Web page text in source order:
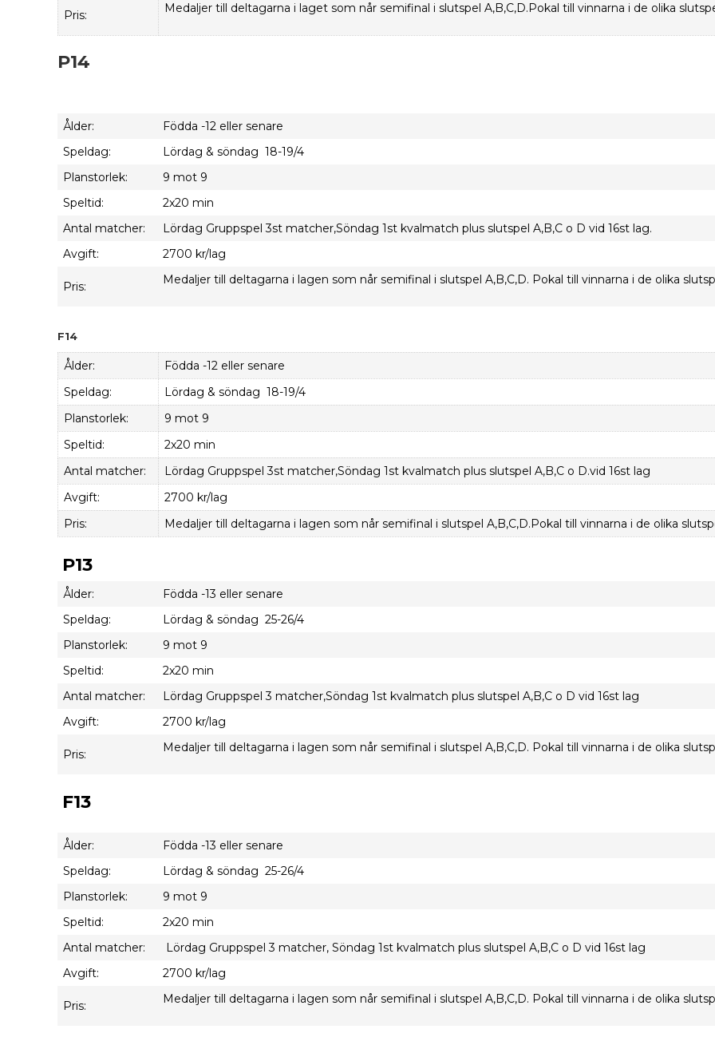
Pris: Medaljer till deltagarna i laget som når semifinal i slutspel A,B,C,D.Pokal till vinnarna i de olika
P14
Ålder:
Födda -12 eller senare
Speldag:
Lördag & söndag 18-19/4
Planstorlek:
9 mot 9
Speltid:
2x20 min
Antal matcher:
Lördag Gruppspel 3st matcher,Söndag 1st kvalmatch plus slutspel A,B,C o D vid 16st lag.
Avgift:
2700 kr/lag
Pris: Medaljer till deltagarna i lagen som når semifinal i slutspel A,B,C,D. Pokal till vinnarna i de olika
F14
Ålder:
Födda -12 eller senare
Speldag:
Lördag & söndag 18-19/4
Planstorlek:
9 mot 9
Speltid:
2x20 min
Antal matcher:
Lördag Gruppspel 3st matcher,Söndag 1st kvalmatch plus slutspel A,B,C o D.vid 16st lag
Avgift:
2700 kr/lag
Pris:
Medaljer till deltagarna i lagen som når semifinal i slutspel A,B,C,D.Pokal till vinnarna i de olika
P13
Ålder:
Födda -13 eller senare
Speldag:
Lördag & söndag 25-26/4
Planstorlek:
9 mot 9
Speltid:
2x20 min
Antal matcher:
Lördag Gruppspel 3 matcher,Söndag 1st kvalmatch plus slutspel A,B,C o D vid 16st lag
Avgift:
2700 kr/lag
Pris: Medaljer till deltagarna i lagen som når semifinal i slutspel A,B,C,D. Pokal till vinnarna i de olika
F13
Ålder:
Födda -13 eller senare
Speldag:
Lördag & söndag 25-26/4
Planstorlek:
9 mot 9
Speltid:
2x20 min
Antal matcher:
Lördag Gruppspel 3 matcher, Söndag 1st kvalmatch plus slutspel A,B,C o D vid 16st lag
Avgift:
2700 kr/lag
Pris: Medaljer till deltagarna i lagen som når semifinal i slutspel A,B,C,D. Pokal till vinnarna i de olika